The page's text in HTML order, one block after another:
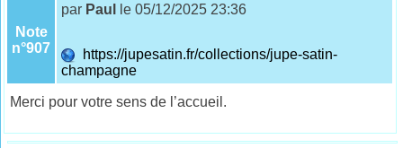
Note
n°907
par Paul le 05/12/2025 23:36
https://jupesatin.fr/collections/jupe-satin-
champagne
Merci pour votre sens de l’accueil.